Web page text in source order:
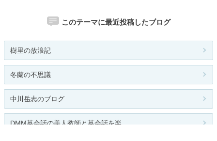
このテーマに最近投稿したブログ
樹里の放浪記
冬蘭の不思議
中川岳志のブログ
DMM英会話の美人教師と英会話を楽...